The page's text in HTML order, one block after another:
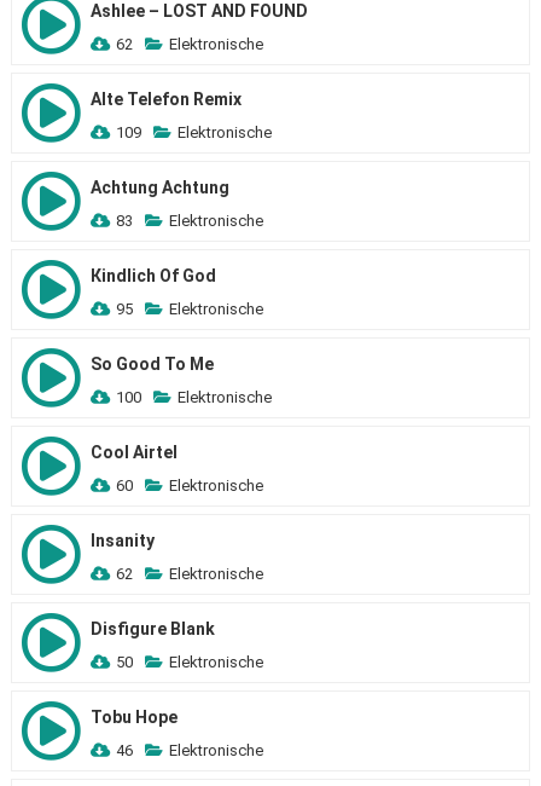
Ashlee – LOST AND FOUND
62 Elektronische
Alte Telefon Remix
109 Elektronische
Achtung Achtung
83 Elektronische
Кindlich Of God
95 Elektronische
So Good To Me
100 Elektronische
Cool Airtel
60 Elektronische
Insanity
62 Elektronische
Disfigure Blank
50 Elektronische
Tobu Hope
46 Elektronische